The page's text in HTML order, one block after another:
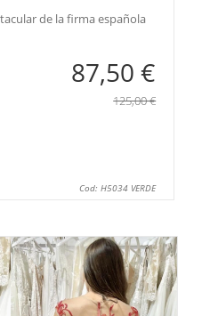
de la firma española
87,50 €
125,00 €
Cod: H5034 VERDE